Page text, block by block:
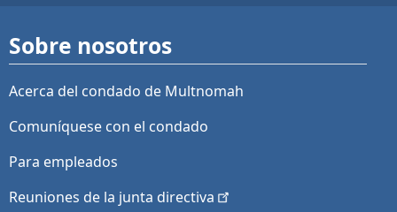
Sobre nosotros
Acerca del condado de Multnomah
Comuníquese con el condado
Para empleados
Reuniones de la junta directiva